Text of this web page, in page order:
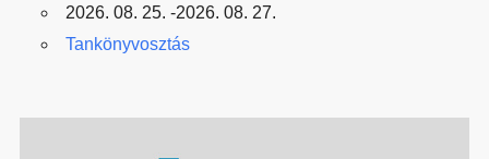
2026. 08. 25. -2026. 08. 27.
Tankönyvosztás